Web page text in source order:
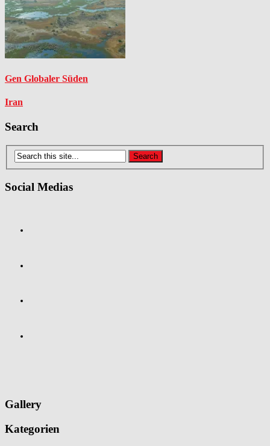
Gen Globaler Süden
Iran
Search
Social Medias
Gallery
Kategorien